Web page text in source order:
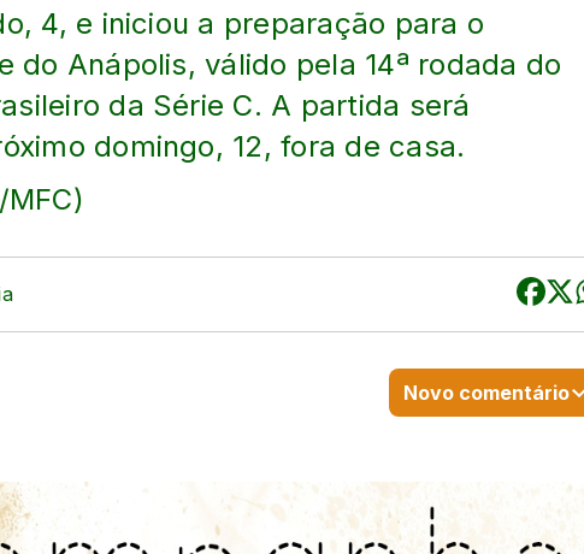
4, e iniciou a preparação para o
do Anápolis, válido pela 14ª rodada do
da Série C. A partida será
domingo, 12, fora de casa.
Novo comentário